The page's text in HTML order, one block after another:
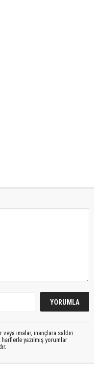
imalar, inançlara saldırı
yazılmış yorumlar